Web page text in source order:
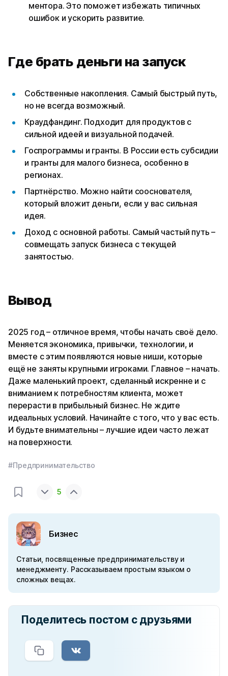
ментора. Это поможет избежать типичных
ошибок и ускорить развитие.
Где брать деньги на запуск
Собственные накопления. Самый быстрый путь,
но не всегда возможный.
Краудфандинг. Подходит для продуктов с
сильной идеей и визуальной подачей.
Госпрограммы и гранты. В России есть субсидии
и гранты для малого бизнеса, особенно в
регионах.
Партнёрство. Можно найти сооснователя,
который вложит деньги, если у вас сильная
идея.
Доход с основной работы. Самый частый путь –
совмещать запуск бизнеса с текущей
занятостью.
Вывод
2025 год – отличное время, чтобы начать своё дело.
Меняется экономика, привычки, технологии, и
вместе с этим появляются новые ниши, которые
ещё не заняты крупными игроками. Главное – начать.
Даже маленький проект, сделанный искренне и с
вниманием к потребностям клиента, может
перерасти в прибыльный бизнес. Не ждите
идеальных условий. Начинайте с того, что у вас есть.
И будьте внимательны – лучшие идеи часто лежат
на поверхности.
#Предпринимательство
5
Бизнес
Статьи, посвященные предпринимательству и
менеджменту. Рассказываем простым языком о
сложных вещах.
Поделитесь постом с друзьями